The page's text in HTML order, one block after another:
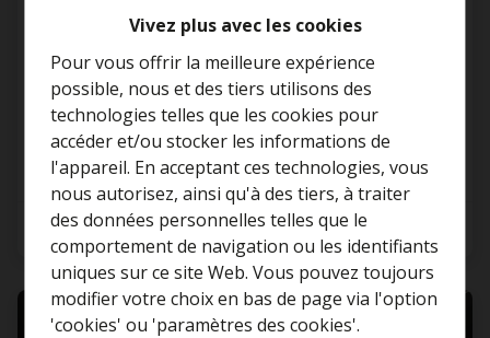
Vivez plus avec les cookies
Pour vous offrir la meilleure expérience
possible, nous et des tiers utilisons des
technologies telles que les cookies pour
accéder et/ou stocker les informations de
l'appareil. En acceptant ces technologies, vous
nous autorisez, ainsi qu'à des tiers, à traiter
des données personnelles telles que le
comportement de navigation ou les identifiants
uniques sur ce site Web. Vous pouvez toujours
modifier votre choix en bas de page via l'option
'cookies' ou 'paramètres des cookies'.
Chaussée de Forest 42, 1060 Saint-Gilles
€ 87.000
1 1 22 m²
Curieux de connaître la
valeur de votre maison ?
Estimation gratuite